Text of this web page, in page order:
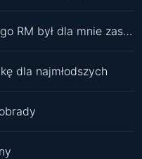
Wybór na wiceprzewodniczącego RM był dla mnie zaskoczeniem
dla najmłodszych